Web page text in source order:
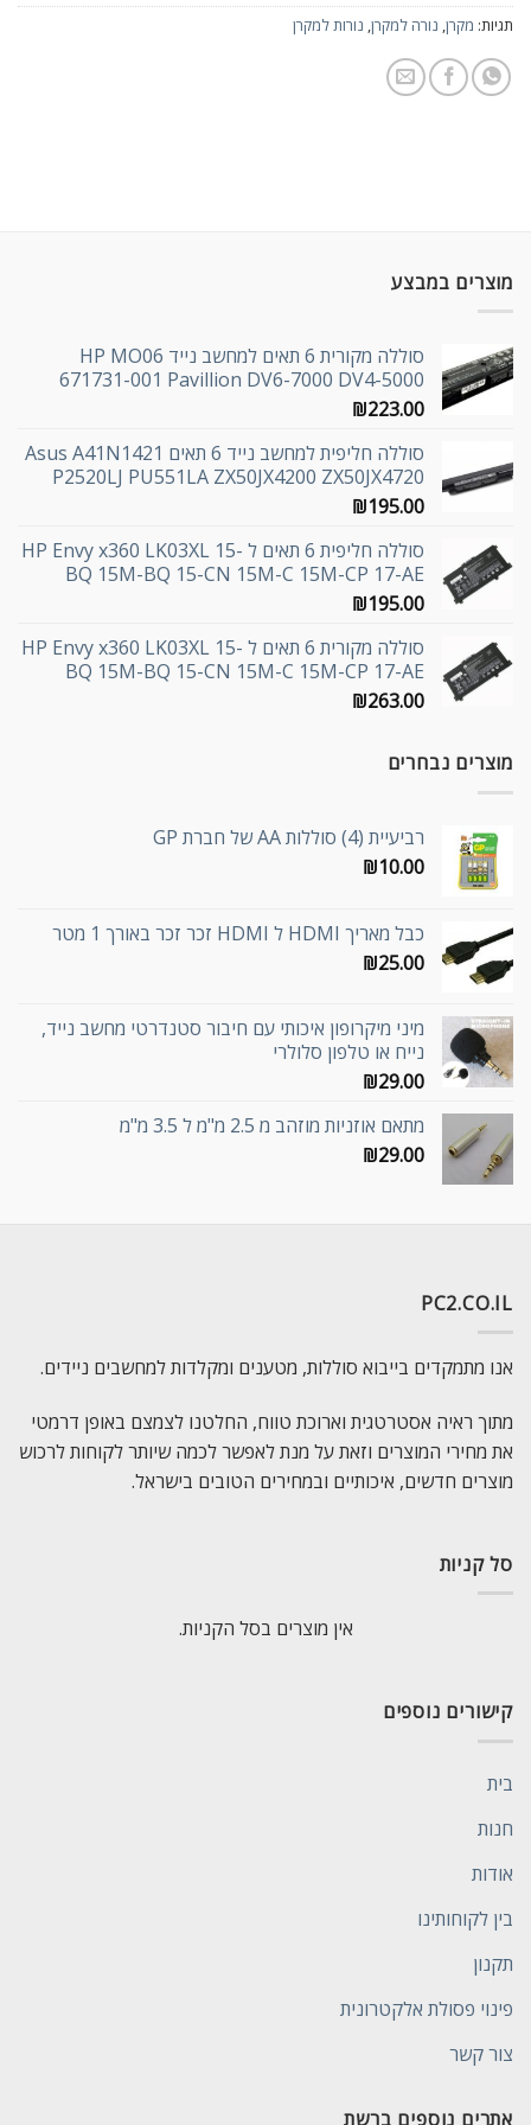
תגיות: מקרן, נורה למקרן, נורות למקרן
מוצרים במבצע
סוללה מקורית 6 תאים למחשב נייד HP MO06
671731-001 Pavillion DV6-7000 DV4-5000
₪223.00
סוללה חליפית למחשב נייד 6 תאים Asus A41N1421
P2520LJ PU551LA ZX50JX4200 ZX50JX4720
₪195.00
סוללה חליפית 6 תאים ל HP Envy x360 LK03XL 15-
BQ 15M-BQ 15-CN 15M-C 15M-CP 17-AE
₪195.00
סוללה מקורית 6 תאים ל HP Envy x360 LK03XL 15-
BQ 15M-BQ 15-CN 15M-C 15M-CP 17-AE
₪263.00
מוצרים נבחרים
רביעיית (4) סוללות AA של חברת GP
₪10.00
כבל מאריך HDMI ל HDMI זכר זכר באורך 1 מטר
₪25.00
מיני מיקרופון איכותי עם חיבור סטנדרטי מחשב נייד,
נייח או טלפון סלולרי
₪29.00
מתאם אוזניות מוזהב מ 2.5 מ"מ ל 3.5 מ"מ
₪29.00
PC2.CO.IL
אנו מתמקדים בייבוא סוללות, מטענים ומקלדות למחשבים ניידים.
מתוך ראיה אסטרטגית וארוכת טווח, החלטנו לצמצם באופן דרמטי
את מחירי המוצרים וזאת על מנת לאפשר לכמה שיותר לקוחות לרכוש
מוצרים חדשים, איכותיים ובמחירים הטובים בישראל.
סל קניות
אין מוצרים בסל הקניות.
קישורים נוספים
בית
חנות
אודות
בין לקוחותינו
תקנון
פינוי פסולת אלקטרונית
צור קשר
אתרים נוספים ברשת